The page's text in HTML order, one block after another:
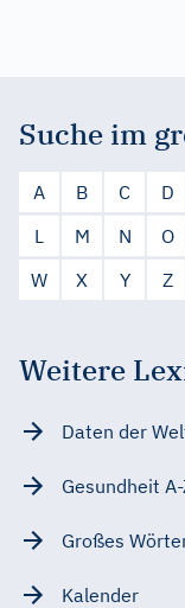
Suche im
A B C D
L
M N O
W
X Y Z
Weitere
Daten der
Gesundheit
Großes
Kalender